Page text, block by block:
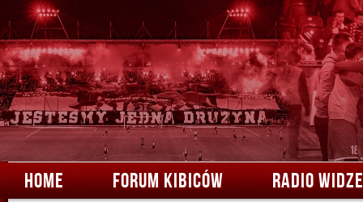
HOME FORUM KIBICÓW RADIO